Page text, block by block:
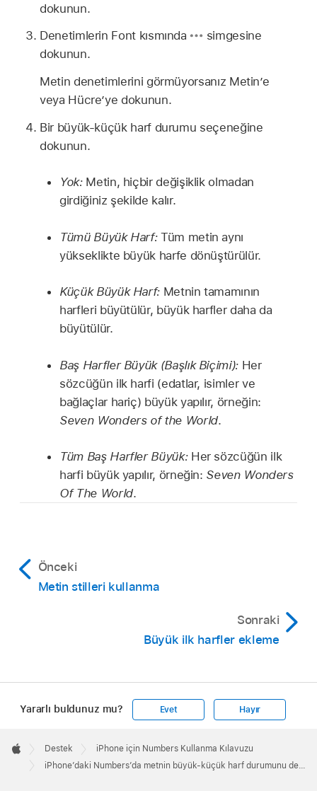
dokunun.
Denetimlerin Font kısmında
simgesine
dokunun.
Metin denetimlerini görmüyorsanız Metin’e
veya Hücre’ye dokunun.
Bir büyük-küçük harf durumu seçeneğine
dokunun.
Yok: Metin, hiçbir değişiklik olmadan
girdiğiniz şekilde kalır.
Tümü Büyük Harf:Tüm metin aynı
yükseklikte büyük harfe dönüştürülür.
Küçük Büyük Harf: Metnin tamamının
harfleri büyütülür, büyük harfler daha da
büyütülür.
Baş Harfler Büyük (Başlık Biçimi): Her
sözcüğün ilk harfi (edatlar, isimler ve
bağlaçlar hariç) büyük yapılır, örneğin:
Seven Wonders of the World.
Tüm Baş Harfler Büyük: Her sözcüğün ilk
harfi büyük yapılır, örneğin: Seven Wonders
Of The World.
Önceki
Metin stilleri kullanma
Sonraki
Büyük ilk harfler ekleme
Yararlı buldunuz mu? Evet Hayır
Footer

Apple
Destek
iPhone için Numbers Kullanma Kılavuzu
iPhone’daki Numbers’da metnin büyük-küçük harf durumunu değiştirme